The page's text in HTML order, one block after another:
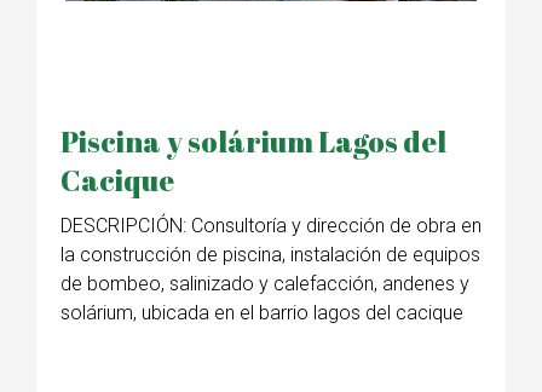
Piscina y solárium Lagos del
Cacique
DESCRIPCIÓN: Consultoría y dirección de obra en
la construcción de piscina, instalación de equipos
de bombeo, salinizado y calefacción, andenes y
solárium, ubicada en el barrio lagos del cacique